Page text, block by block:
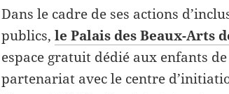
Dans le cadre de ses actions
publics, le Palais des Beaux-Arts
espace gratuit dédié aux enfants
partenariat avec le centre